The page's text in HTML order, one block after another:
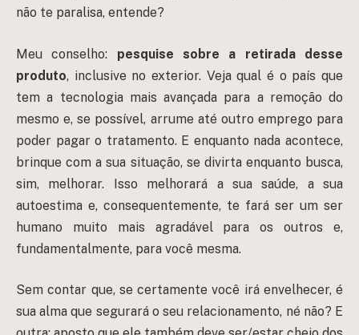
não te paralisa, entende?
Meu conselho: pesquise sobre a retirada desse
produto, inclusive no exterior. Veja qual é o país que
tem a tecnologia mais avançada para a remoção do
mesmo e, se possível, arrume até outro emprego para
poder pagar o tratamento. E enquanto nada acontece,
brinque com a sua situação, se divirta enquanto busca,
sim, melhorar. Isso melhorará a sua saúde, a sua
autoestima e, consequentemente, te fará ser um ser
humano muito mais agradável para os outros e,
fundamentalmente, para você mesma.
Sem contar que, se certamente você irá envelhecer, é
sua alma que segurará o seu relacionamento, né não? E